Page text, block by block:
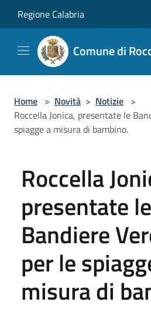
Regione Calabria
Comune di
Home > Novità > Notizie >
Roccella Jonica, presentate le
spiagge a misura di bambino.
Roccella
presentate le
Bandiere
per le
misura di